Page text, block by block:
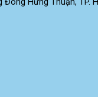
Hưng Thuận, TP.